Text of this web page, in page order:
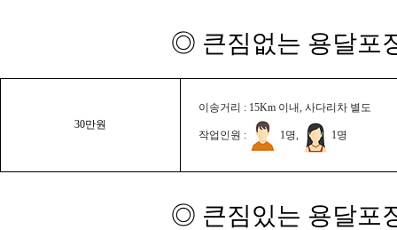
◎ 큰짐없는 용달포
30만원
이송거리 : 15Km 이내, 사다리차 별도
작업인원 : 1명, 1명
◎ 큰짐있는 용달포